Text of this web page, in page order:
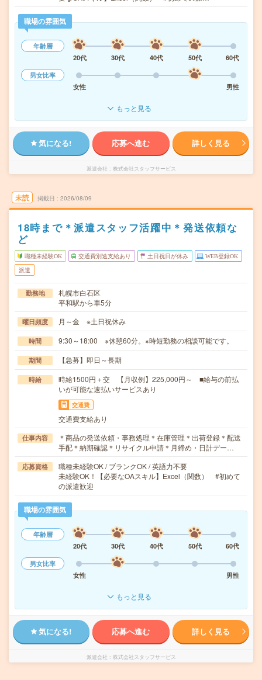
職場の雰囲気
年齢層
20代
30代 40代 50代
60代
男女比率
女性
男性
もっと見る
気になる! 応募へ進む 詳しく見る
派遣会社 株式会社スタッフサービス
未読 掲載日 2026/08/09
18時まで＊派遣スタッフ活躍中＊発送依頼な
ど
職種未経験OK 交通費別途支給あり 土日祝日が休み WEB登録OK
派遣
勤務地
札幌市白石区
平和駅から車5分
曜日頻度 月～金 ※土日祝休み
時間 9:30～18:00 ※休憩60分。※時短勤務の相談可能です。
期間 【急募】即日～長期
時給
時給1500円＋交 【月収例】225,000円～ ■給与の前払
いが可能な速払いサービスあり
交通費
交通費支給あり
仕事内容
＊商品の発送依頼・事務処理＊在庫管理＊出荷登録＊配送
手配＊納期確認＊リサイクル申請＊月締め・日計デー…
応募資格
職種未経験OK / ブランクOK / 英語力不要
未経験OK！【必要なOAスキル】Excel（関数） #初めて
の派遣歓迎
職場の雰囲気
年齢層
20代
30代 40代 50代
60代
男女比率
女性
男性
もっと見る
気になる! 応募へ進む 詳しく見る
派遣会社 株式会社スタッフサービス